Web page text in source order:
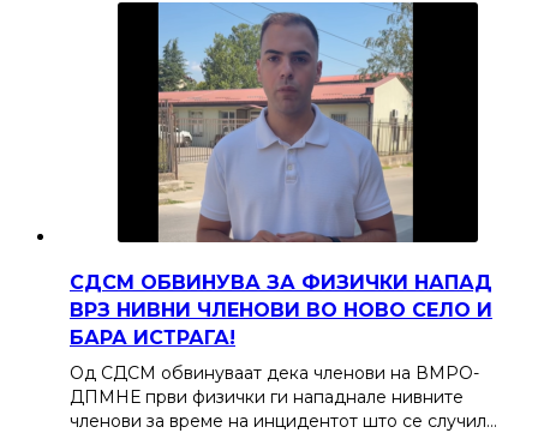
СДСМ ОБВИНУВА ЗА ФИЗИЧКИ НАПАД
ВРЗ НИВНИ ЧЛЕНОВИ ВО НОВО СЕЛО И
БАРА ИСТРАГА!
Од СДСМ обвинуваат дека членови на ВМРО-
ДПМНЕ први физички ги нападнале нивните
членови за време на инцидентот што се случил…